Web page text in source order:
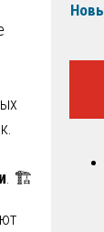
. 🏗️